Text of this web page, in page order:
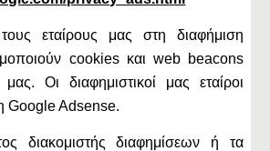
εταίρους μας στη διαφήμιση
cookies και web beacons
Οι διαφημιστικοί μας εταίροι
Google Adsense.
διακομιστής διαφημίσεων ή τα